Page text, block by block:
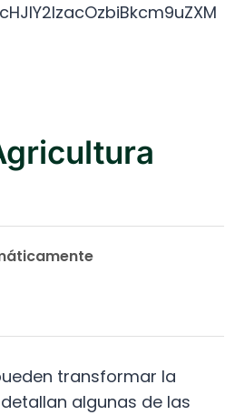
transformar la
algunas de las